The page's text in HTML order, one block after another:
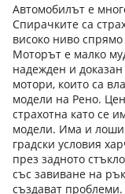
Автомобилът е
Спирачките са
високо ниво
Моторът е малко
надежден и
мотори, които са
модели на Рено.
страхотна като се
модели. Има и лоши
градски условия
през задното
със завиване на
създават